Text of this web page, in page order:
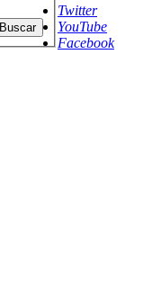
Buscar
Twitter
YouTube
Facebook